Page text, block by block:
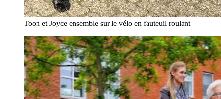
Toon et Joyce ensemble sur le vélo en fauteuil roulant